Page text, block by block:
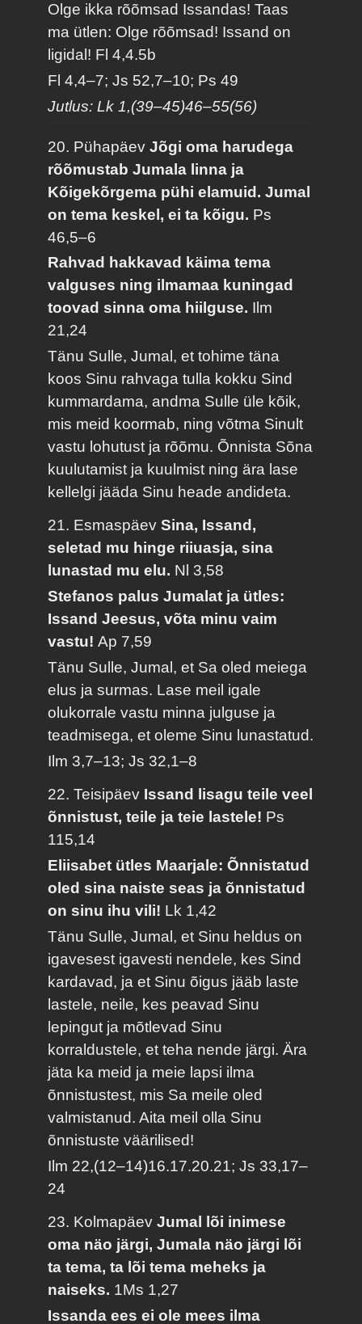
Olge ikka rõõmsad Issandas! Taas
ma ütlen: Olge rõõmsad! Issand on
ligidal! Fl 4,4.5b
Fl 4,4–7; Js 52,7–10; Ps 49
Jutlus: Lk 1,(39–45)46–55(56)
20. PühapäevJõgi oma harudega
rõõmustab Jumala linna ja
Kõigekõrgema pühi elamuid. Jumal
on tema keskel, ei ta kõigu. Ps
46,5–6
Rahvad hakkavad käima tema
valguses ning ilmamaa kuningad
toovad sinna oma hiilguse. Ilm
21,24
Tänu Sulle, Jumal, et tohime täna
koos Sinu rahvaga tulla kokku Sind
kummardama, andma Sulle üle kõik,
mis meid koormab, ning võtma Sinult
vastu lohutust ja rõõmu. Õnnista Sõna
kuulutamist ja kuulmist ning ära lase
kellelgi jääda Sinu heade andideta.
21. EsmaspäevSina, Issand,
seletad mu hinge riiuasja, sina
lunastad mu elu. Nl 3,58
Stefanos palus Jumalat ja ütles:
Issand Jeesus, võta minu vaim
vastu!Ap 7,59
Tänu Sulle, Jumal, et Sa oled meiega
elus ja surmas. Lase meil igale
olukorrale vastu minna julguse ja
teadmisega, et oleme Sinu lunastatud.
Ilm 3,7–13; Js 32,1–8
22. Teisipäev Issand lisagu teile veel
õnnistust, teile ja teie lastele! Ps
115,14
Eliisabet ütles Maarjale: Õnnistatud
oled sina naiste seas ja õnnistatud
on sinu ihu vili! Lk 1,42
Tänu Sulle, Jumal, et Sinu heldus on
igavesest igavesti nendele, kes Sind
kardavad, ja et Sinu õigus jääb laste
lastele, neile, kes peavad Sinu
lepingut ja mõtlevad Sinu
korraldustele, et teha nende järgi. Ära
jäta ka meid ja meie lapsi ilma
õnnistustest, mis Sa meile oled
valmistanud. Aita meil olla Sinu
õnnistuste väärilised!
Ilm 22,(12–14)16.17.20.21; Js 33,17–
24
23. KolmapäevJumal lõi inimese
oma näo järgi, Jumala näo järgi lõi
ta tema, ta lõi tema meheks ja
naiseks. 1Ms 1,27
Issanda ees ei ole mees ilma